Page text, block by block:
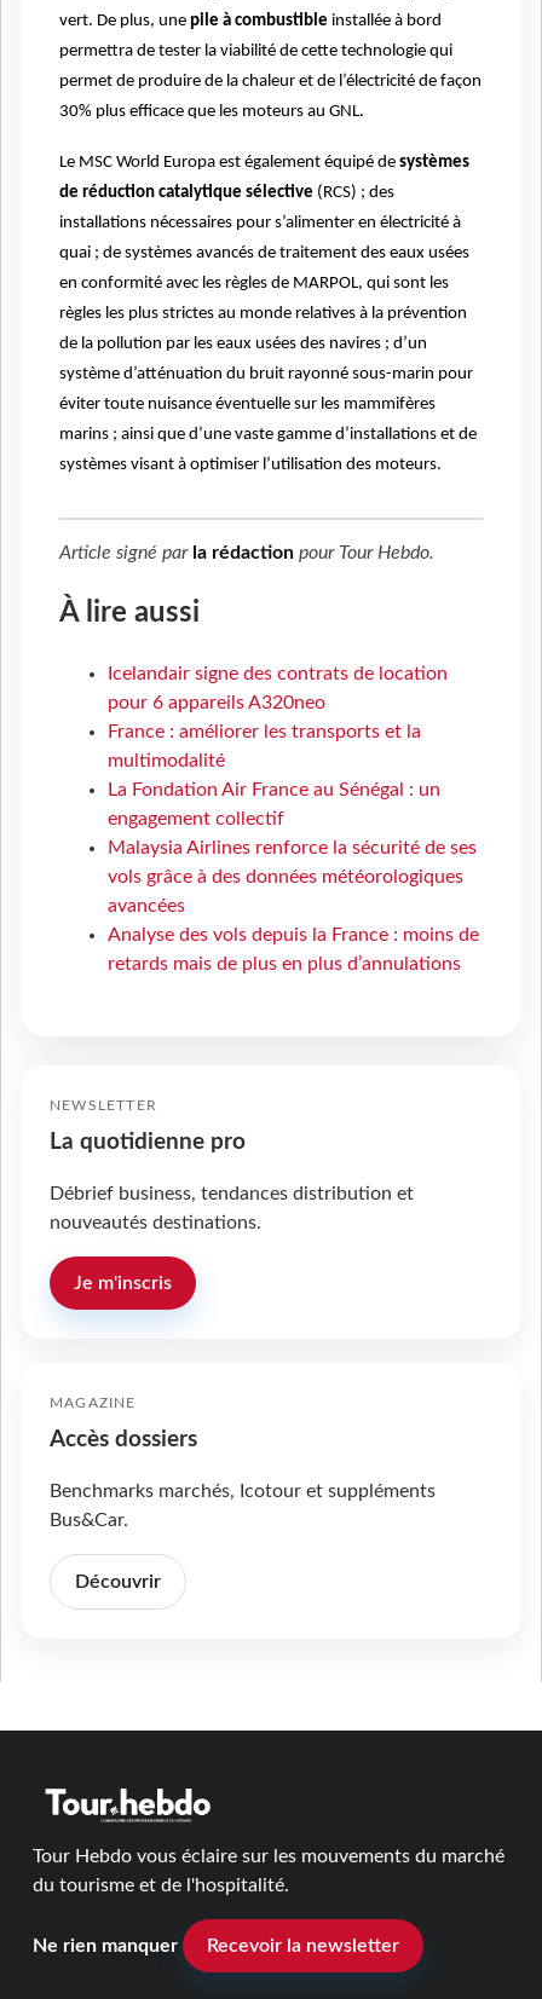
vert. De plus, une pile à combustible installée à bord
permettra de tester la viabilité de cette technologie qui
permet de produire de la chaleur et de l’électricité de façon
30% plus efficace que les moteurs au GNL.
Le MSC World Europa est également équipé de systèmes
de réduction catalytique sélective (RCS) ; des
installations nécessaires pour s’alimenter en électricité à
quai ; de systèmes avancés de traitement des eaux usées
en conformité avec les règles de MARPOL, qui sont les
règles les plus strictes au monde relatives à la prévention
de la pollution par les eaux usées des navires ; d’un
système d’atténuation du bruit rayonné sous-marin pour
éviter toute nuisance éventuelle sur les mammifères
marins ; ainsi que d’une vaste gamme d’installations et de
systèmes visant à optimiser l’utilisation des moteurs.
Article signé par la rédaction pour Tour Hebdo.
À lire aussi
Icelandair signe des contrats de location
pour 6 appareils A320neo
France : améliorer les transports et la
multimodalité
La Fondation Air France au Sénégal : un
engagement collectif
Malaysia Airlines renforce la sécurité de ses
vols grâce à des données météorologiques
avancées
Analyse des vols depuis la France : moins de
retards mais de plus en plus d’annulations
NEWSLETTER
La quotidienne pro
Débrief business, tendances distribution et
nouveautés destinations.
Je m'inscris
MAGAZINE
Accès dossiers
Benchmarks marchés, Icotour et suppléments
Bus&Car.
Découvrir
Tour Hebdo vous éclaire sur les mouvements du marché
du tourisme et de l'hospitalité.
Ne rien manquer Recevoir la newsletter